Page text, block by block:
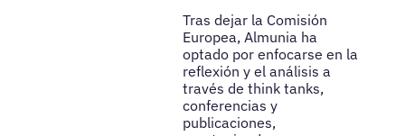
Tras dejar la Comisión
Europea, Almunia ha
optado por enfocarse en la
reflexión y el análisis a
través de think tanks,
conferencias y
publicaciones,